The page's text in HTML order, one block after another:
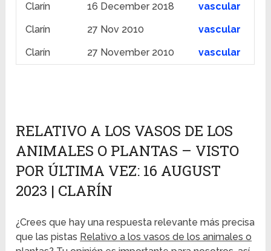
Clarín
16 December 2018
vascular
Clarín
27 Nov 2010
vascular
Clarín
27 November 2010 vascular
RELATIVO A LOS VASOS DE LOS
ANIMALES O PLANTAS – VISTO
POR ÚLTIMA VEZ: 16 AUGUST
2023 | CLARÍN
¿Crees que hay una respuesta relevante más precisa
que las pistas Relativo a los vasos de los animales o